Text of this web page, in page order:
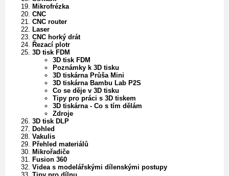
Mikrofrézka
CNC
CNC router
Laser
CNC horký drát
Řezací plotr
3D tisk FDM
3D tisk FDM
Poznámky k 3D tisku
3D tiskárna Průša Mini
3D tiskárna Bambu Lab P2S
Co se děje v 3D tisku
Tipy pro práci s 3D tiskem
3D tiskárna - Co s tím dělám
Zdroje
3D tisk DLP
Dohled
Vakulis
Přehled materiálů
Mikrořadiče
Fusion 360
Videa s modelářskými dílenskými postupy